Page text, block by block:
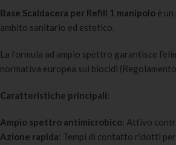
Base Scaldacera per Refill 1 manipolo è
ambito sanitario ed estetico.
La formula ad ampio spettro garantisce
normativa europea sui biocidi
Caratteristiche principali:
Ampio spettro antimicrobico: Attivo
Azione rapida: Tempi di contatto ridotti per